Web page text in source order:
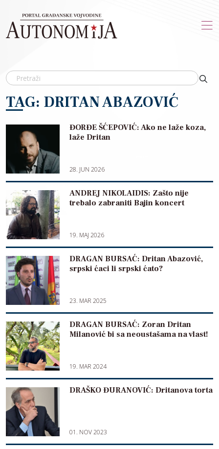
TAG: DRITAN ABAZOVIĆ
ĐORĐE ŠĆEPOVIĆ: Ako ne laže koza,
laže Dritan
28. JUN 2026
ANDREJ NIKOLAIDIS: Zašto nije
trebalo zabraniti Bajin koncert
19. MAJ 2026
DRAGAN BURSAĆ: Dritan Abazović,
srpski ćaci li srpski ćato?
23. MAR 2025
DRAGAN BURSAĆ: Zoran Dritan
Milanović bi sa neoustašama na vlast!
19. MAR 2024
DRAŠKO ĐURANOVIĆ: Dritanova torta
01. NOV 2023